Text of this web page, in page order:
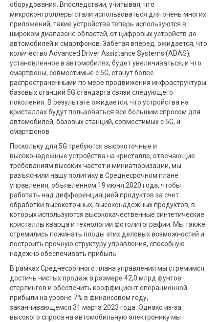
оборудования. Впоследствии, учитывая, что
микроконтроллеры стали использоваться для очень многих
приложений, такие устройства теперь используются в
широком диапазоне областей, от цифровых устройств до
автомобилей и смартфонов. Забегая вперед, ожидается, что
количество Advanced Driver Assistance Systems (ADAS),
установленное в автомобилях, будет увеличиваться, и что
смартфоны, совместимые с 5G, станут более
распространенными по мере продвижения инфраструктуры
базовых станций 5G стандарта связи следующего
поколения. В результате ожидается, что устройства на
кристаллах будут пользоваться все большим спросом для
автомобилей, базовых станций, совместимых с 5G, и
смартфонов.
Поскольку для 5G требуются высокоточные и
высоконадежные устройства на кристалле, отвечающие
требованиям высоких частот и миниатюризации, мы
разъяснили нашу политику в Среднесрочном плане
управления, объявленном 19 июня 2020 года, чтобы
работать над дифференциацией продуктов за счет
обработки высокоточных, высоконадежных продуктов, в
которых используются высококачественные синтетические
кристаллы кварца и технологии фотолитографии. Мы также
стремились пожинать плоды этих деловых возможностей и
построить прочную структуру управления, способную
надежно обеспечивать прибыль.
В рамках Среднесрочного плана управления мы стремимся
достичь чистых продаж в размере 42,0 млрд фунтов
стерлингов и обеспечить коэффициент операционной
прибыли на уровне 7% в финансовом году,
заканчивающемся 31 марта 2023 года. Однако из-за
высокого спроса на автомобильную электронику мы